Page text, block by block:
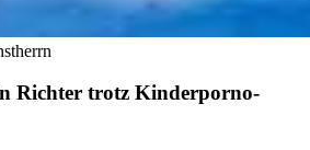
Richter trotz Kinderporno-